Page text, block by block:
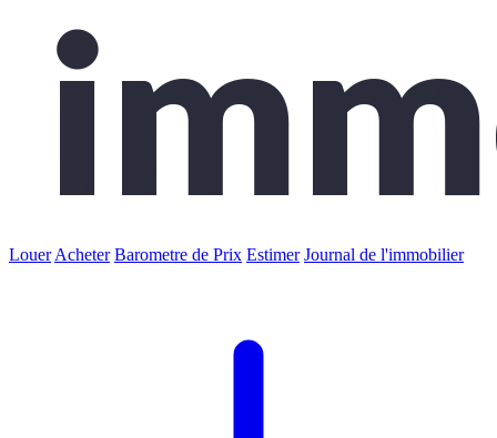
Louer Acheter Barometre de Prix Estimer Journal de l'immobilier